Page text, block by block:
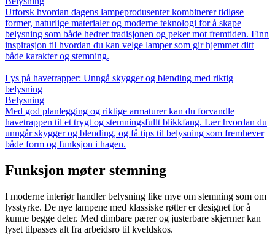
Utforsk hvordan dagens lampeprodusenter kombinerer tidløse
former, naturlige materialer og moderne teknologi for å skape
belysning som både hedrer tradisjonen og peker mot fremtiden. Finn
inspirasjon til hvordan du kan velge lamper som gir hjemmet ditt
både karakter og stemning.
Lys på havetrapper: Unngå skygger og blending med riktig
belysning
Belysning
Med god planlegging og riktige armaturer kan du forvandle
havetrappen til et trygt og stemningsfullt blikkfang. Lær hvordan du
unngår skygger og blending, og få tips til belysning som fremhever
både form og funksjon i hagen.
Funksjon møter stemning
I moderne interiør handler belysning like mye om stemning som om
lysstyrke. De nye lampene med klassiske røtter er designet for å
kunne begge deler. Med dimbare pærer og justerbare skjermer kan
lyset tilpasses alt fra arbeidsro til kveldskos.